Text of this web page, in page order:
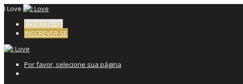
I Love
CONECTE-SE
INSCREVER-SE
Por favor, selecione sua página